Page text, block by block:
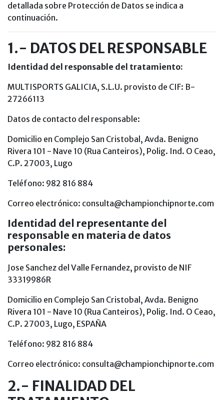
detallada sobre Protección de Datos se indica a
continuación.
1.- DATOS DEL RESPONSABLE
Identidad del responsable del tratamiento:
MULTISPORTS GALICIA, S.L.U. provisto de CIF: B-
27266113
Datos de contacto del responsable:
Domicilio en Complejo San Cristobal, Avda. Benigno
Rivera 101 - Nave 10 (Rua Canteiros), Polig. Ind. O Ceao,
C.P. 27003, Lugo
Teléfono: 982 816 884
Correo electrónico: consulta@championchipnorte.com
Identidad del representante del
responsable en materia de datos
personales:
Jose Sanchez del Valle Fernandez, provisto de NIF
33319986R
Domicilio en Complejo San Cristobal, Avda. Benigno
Rivera 101 - Nave 10 (Rua Canteiros), Polig. Ind. O Ceao,
C.P. 27003, Lugo, ESPAÑA
Teléfono: 982 816 884
Correo electrónico: consulta@championchipnorte.com
2.- FINALIDAD DEL